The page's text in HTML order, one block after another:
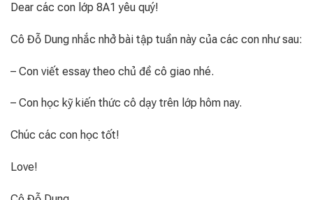
Dear các con lớp 8A1 yêu quý!
Cô Đỗ Dung nhắc nhở bài tập tuần này của các con như sau:
– Con viết essay theo chủ đề cô giao nhé.
– Con học kỹ kiến thức cô dạy trên lớp hôm nay.
Chúc các con học tốt!
Love!